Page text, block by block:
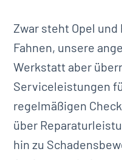
Zwar steht Opel
Fahnen, unsere
Werkstatt aber
Serviceleistungen
regelmäßigen
über
hin zu